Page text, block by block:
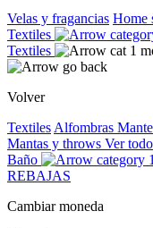
Velas y fragancias Home
Textiles
Textiles
Volver
Textiles Alfombras
Mantas y throws Ver todo
Baño
REBAJAS
Cambiar moneda